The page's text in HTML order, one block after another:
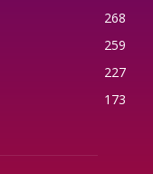
268
259
227
173